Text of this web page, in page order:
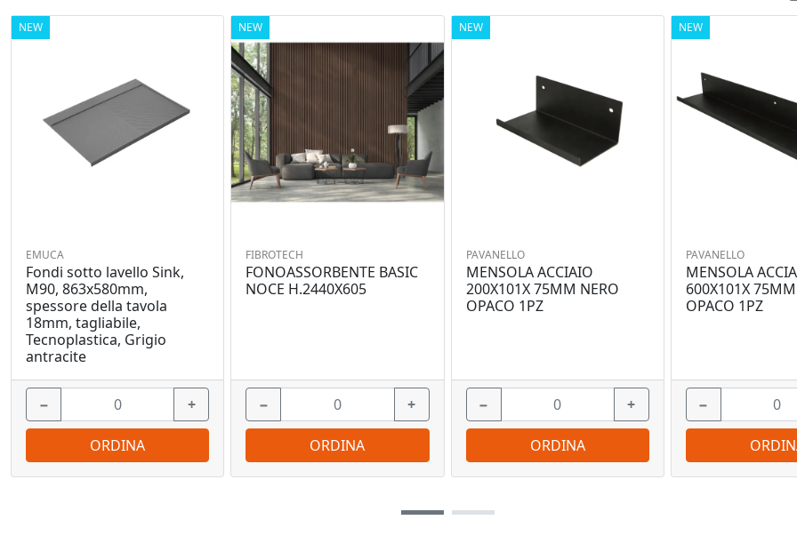
NEW
EMUCA
Fondi sotto lavello Sink,
M90, 863x580mm,
spessore della tavola
18mm, tagliabile,
Tecnoplastica, Grigio
antracite
− +
ORDINA
NEW
FIBROTECH
FONOASSORBENTE BASIC
NOCE H.2440X605
− +
ORDINA
NEW
PAVANELLO
MENSOLA ACCIAIO
200X101X 75MM NERO
OPACO 1PZ
− +
ORDINA
NEW
PAVANELLO
MENSOLA
600X101X
OPACO 1PZ
−